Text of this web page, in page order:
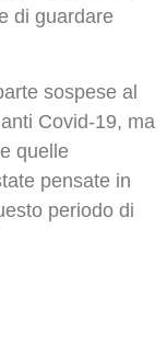
di guardare
sospese al
Covid-19, ma
quelle
pensate in
periodo di